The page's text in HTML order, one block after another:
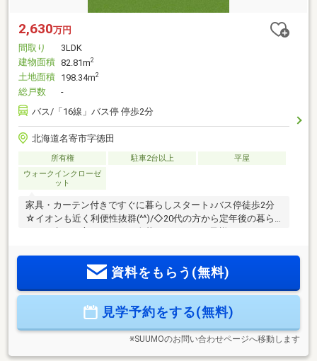
2,630万円
間取り
3LDK
建物面積 82.81m2
土地面積 198.34m2
総戸数
-
バス/「16線」バス停 停歩2分
北海道名寄市字徳田
所有権 駐車2台以上
平屋
ウォークインクローゼ
ット
家具・カーテン付きですぐに暮らしスタート♪バス停徒歩2分
☆イオンも近く利便性抜群(^^)/◇20代の方から定年後の暮ら
【平屋】のお家がついに名寄に誕生しました☆【物件特
徴】・モデルハウス特典！家具・カーテンがそのままついて
まで徒歩2分◎月々55081円から購入可能な物件です。（融資
金額2630万円・期間50年・金利0.95％・諸費用別途）
資料をもらう(無料)
見学予約をする(無料)
※SUUMOのお問い合わせページへ移動します